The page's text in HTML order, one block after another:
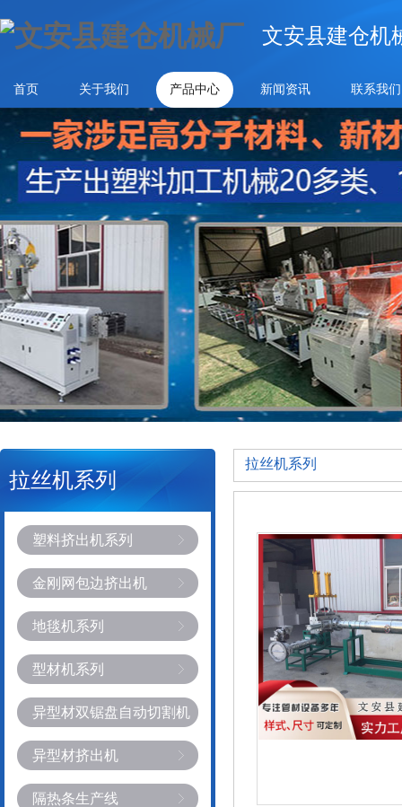
文安县建仓机
首页 关于我们 产品中心 新闻资讯 联系我们
拉丝机系列
塑料挤出机系列
金刚网包边挤出机
地毯机系列
型材机系列
异型材双锯盘自动切割机
异型材挤出机
隔热条生产线
拉丝机系列